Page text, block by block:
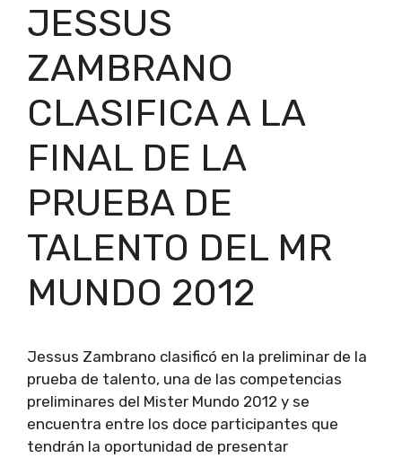
JESSUS
ZAMBRANO
CLASIFICA A LA
FINAL DE LA
PRUEBA DE
TALENTO DEL MR
MUNDO 2012
Jessus Zambrano clasificó en la preliminar de la
prueba de talento, una de las competencias
preliminares del Mister Mundo 2012 y se
encuentra entre los doce participantes que
tendrán la oportunidad de presentar